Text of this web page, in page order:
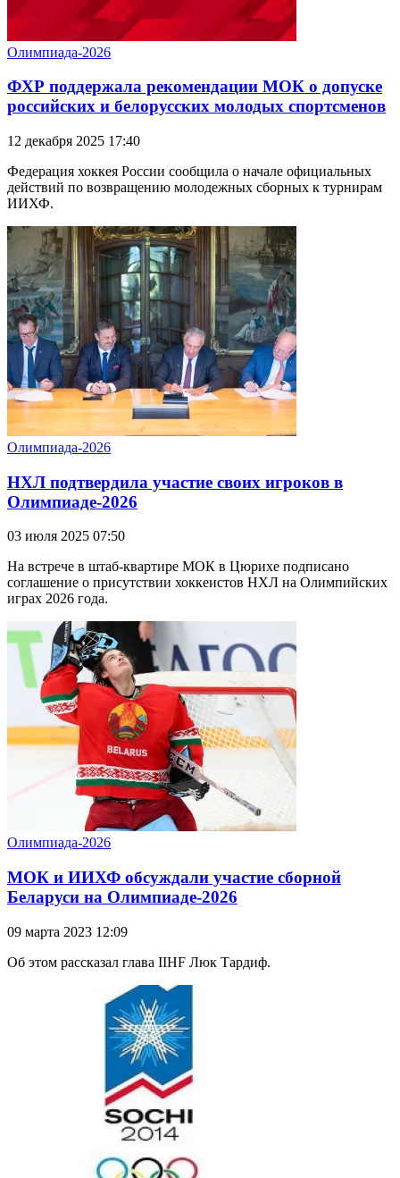
Олимпиада-2026
ФХР поддержала рекомендации МОК о допуске
российских и белорусских молодых спортсменов
12 декабря 2025 17:40
Федерация хоккея России сообщила о начале официальных
действий по возвращению молодежных сборных к турнирам
ИИХФ.
Олимпиада-2026
НХЛ подтвердила участие своих игроков в
Олимпиаде-2026
03 июля 2025 07:50
На встрече в штаб-квартире МОК в Цюрихе подписано
соглашение о присутствии хоккеистов НХЛ на Олимпийских
играх 2026 года.
Олимпиада-2026
МОК и ИИХФ обсуждали участие сборной
Беларуси на Олимпиаде-2026
09 марта 2023 12:09
Об этом рассказал глава IIHF Люк Тардиф.